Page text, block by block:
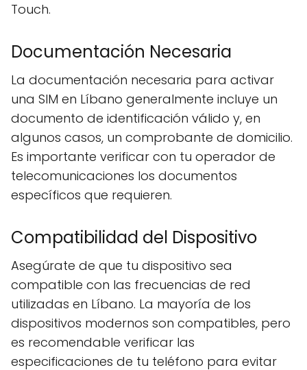
Touch.
Documentación Necesaria
La documentación necesaria para activar
una SIM en Líbano generalmente incluye un
documento de identificación válido y, en
algunos casos, un comprobante de domicilio.
Es importante verificar con tu operador de
telecomunicaciones los documentos
específicos que requieren.
Compatibilidad del Dispositivo
Asegúrate de que tu dispositivo sea
compatible con las frecuencias de red
utilizadas en Líbano. La mayoría de los
dispositivos modernos son compatibles, pero
es recomendable verificar las
especificaciones de tu teléfono para evitar